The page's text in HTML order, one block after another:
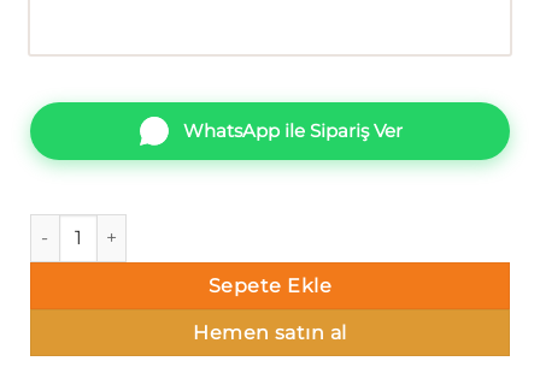
WhatsApp ile Sipariş Ver
Rasch Paraiso P1-8 330069 Tek renk alacalı Duvar Kağıdı
Sepete Ekle
Hemen satın al